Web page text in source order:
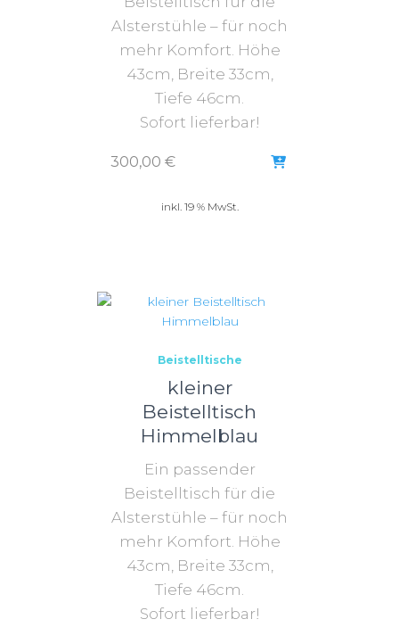
Alsterstühle – für noch
mehr Komfort. Höhe
43cm, Breite 33cm,
Tiefe 46cm.
Sofort lieferbar!
300,00 €
inkl. 19 % MwSt.
Beistelltische
kleiner
Beistelltisch
Himmelblau
Ein passender
Beistelltisch für die
Alsterstühle – für noch
mehr Komfort. Höhe
43cm, Breite 33cm,
Tiefe 46cm.
Sofort lieferbar!